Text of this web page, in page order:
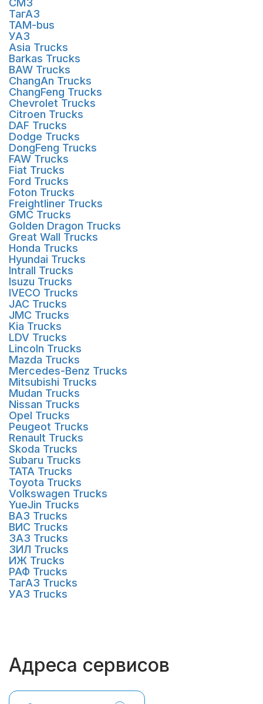
СМЗ
ТагАЗ
ТАМ-bus
УАЗ
Asia Trucks
Barkas Trucks
BAW Trucks
ChangAn Trucks
ChangFeng Trucks
Chevrolet Trucks
Citroen Trucks
DAF Trucks
Dodge Trucks
DongFeng Trucks
FAW Trucks
Fiat Trucks
Ford Trucks
Foton Trucks
Freightliner Trucks
GMC Trucks
Golden Dragon Trucks
Great Wall Trucks
Honda Trucks
Hyundai Trucks
Intrall Trucks
Isuzu Trucks
IVECO Trucks
JAC Trucks
JMC Trucks
Kia Trucks
LDV Trucks
Lincoln Trucks
Mazda Trucks
Mercedes-Benz Trucks
Mitsubishi Trucks
Mudan Trucks
Nissan Trucks
Opel Trucks
Peugeot Trucks
Renault Trucks
Skoda Trucks
Subaru Trucks
TATA Trucks
Toyota Trucks
Volkswagen Trucks
YueJin Trucks
ВАЗ Trucks
ВИС Trucks
ЗАЗ Trucks
ЗИЛ Trucks
ИЖ Trucks
РАФ Trucks
ТагАЗ Trucks
УАЗ Trucks
Адреса сервисов